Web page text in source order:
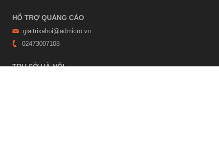
HỖ TRỢ QUẢNG CÁO
giaitrixahoi@admicro.vn
02473007108
TRỤ SỞ HÀ NỘI